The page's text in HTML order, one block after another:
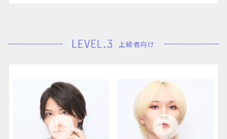
上級者向け